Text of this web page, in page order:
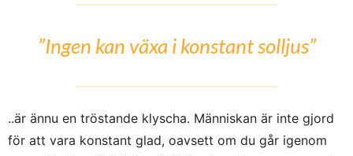
”Ingen kan växa i konstant solljus”
..är ännu en tröstande klyscha. Människan är inte gjord
för att vara konstant glad, oavsett om du går igenom